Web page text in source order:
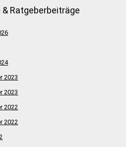
& Ratgeberbeiträge
2023
2023
2022
2022